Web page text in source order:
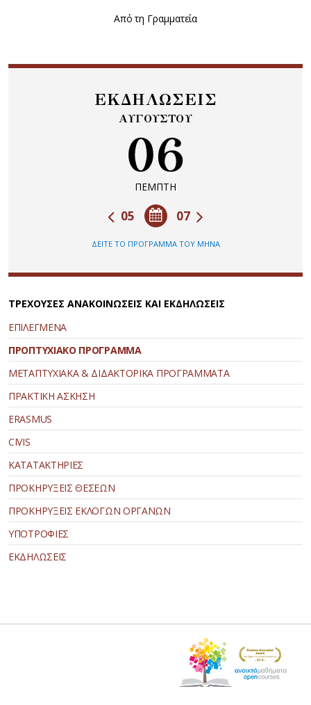
Από τη Γραμματεία
ΕΚΔΗΛΩΣΕΙΣ
ΑΥΓΟΥΣΤΟΥ
06
ΠΕΜΠΤΗ
07
05
ΔΕΙΤΕ ΤΟ ΠΡΟΓΡΑΜΜΑ ΤΟΥ ΜΗΝΑ
ΤΡΕΧΟΥΣΕΣ ΑΝΑΚΟΙΝΩΣΕΙΣ ΚΑΙ ΕΚΔΗΛΩΣΕΙΣ
ΕΠΙΛΕΓΜΕΝΑ
ΠΡΟΠΤΥΧΙΑΚΟ ΠΡΟΓΡΑΜΜΑ
ΜΕΤΑΠΤΥΧΙΑΚΑ & ΔΙΔΑΚΤΟΡΙΚΑ ΠΡΟΓΡΑΜΜΑΤΑ
ΠΡΑΚΤΙΚΗ ΑΣΚΗΣΗ
ERASMUS
CIVIS
ΚΑΤΑΤΑΚΤΗΡΙΕΣ
ΠΡΟΚΗΡΥΞΕΙΣ ΘΕΣΕΩΝ
ΠΡΟΚΗΡΥΞΕΙΣ ΕΚΛΟΓΩΝ ΟΡΓΑΝΩΝ
ΥΠΟΤΡΟΦΙΕΣ
ΕΚΔΗΛΩΣΕΙΣ